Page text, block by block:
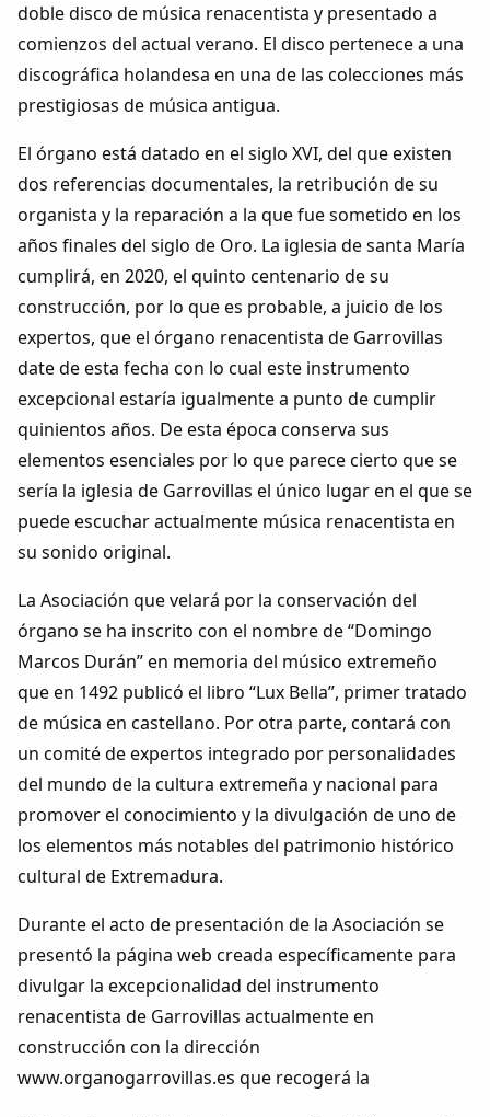
Modo oscuro
doble disco de música renacentista y presentado a
comienzos del actual verano. El disco pertenece a una
discográfica holandesa en una de las colecciones más
prestigiosas de música antigua.
El órgano está datado en el siglo XVI, del que existen
dos referencias documentales, la retribución de su
organista y la reparación a la que fue sometido en los
años finales del siglo de Oro. La iglesia de santa María
cumplirá, en 2020, el quinto centenario de su
construcción, por lo que es probable, a juicio de los
expertos, que el órgano renacentista de Garrovillas
date de esta fecha con lo cual este instrumento
excepcional estaría igualmente a punto de cumplir
quinientos años. De esta época conserva sus
elementos esenciales por lo que parece cierto que se
sería la iglesia de Garrovillas el único lugar en el que se
puede escuchar actualmente música renacentista en
su sonido original.
La Asociación que velará por la conservación del
órgano se ha inscrito con el nombre de “Domingo
Marcos Durán” en memoria del músico extremeño
que en 1492 publicó el libro “Lux Bella”, primer tratado
de música en castellano. Por otra parte, contará con
un comité de expertos integrado por personalidades
del mundo de la cultura extremeña y nacional para
promover el conocimiento y la divulgación de uno de
los elementos más notables del patrimonio histórico
cultural de Extremadura.
Durante el acto de presentación de la Asociación se
presentó la página web creada específicamente para
divulgar la excepcionalidad del instrumento
renacentista de Garrovillas actualmente en
construcción con la dirección
www.organogarrovillas.es que recogerá la